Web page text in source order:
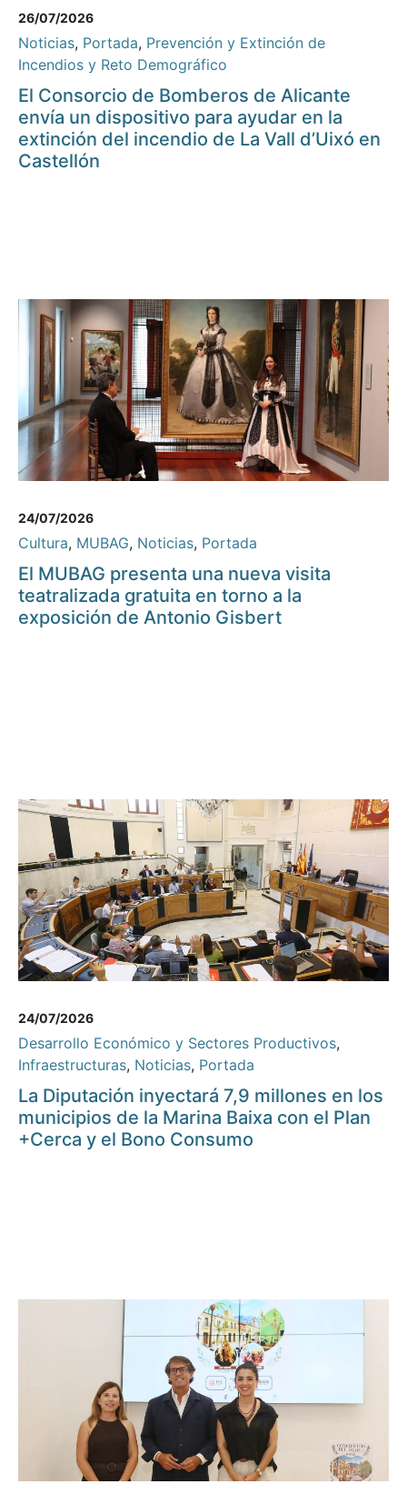
26/07/2026
Noticias, Portada, Prevención y Extinción de
Incendios y Reto Demográfico
El Consorcio de Bomberos de Alicante
envía un dispositivo para ayudar en la
extinción del incendio de La Vall d’Uixó en
Castellón
24/07/2026
Cultura, MUBAG, Noticias, Portada
El MUBAG presenta una nueva visita
teatralizada gratuita en torno a la
exposición de Antonio Gisbert
24/07/2026
Desarrollo Económico y Sectores Productivos,
Infraestructuras, Noticias, Portada
La Diputación inyectará 7,9 millones en los
municipios de la Marina Baixa con el Plan
+Cerca y el Bono Consumo